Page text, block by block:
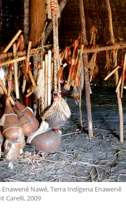
Nawê, Terra Indígena Enawenê
Carelli, 2009